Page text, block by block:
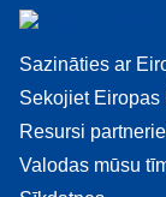
Sazināties ar
Sekojiet
Resursi
Valodas mūsu